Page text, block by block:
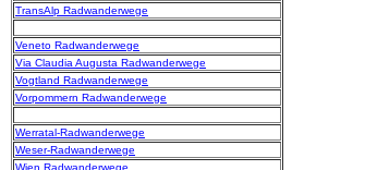
TransAlp Radwanderwege
Veneto Radwanderwege
Via Claudia Augusta Radwanderwege
Vogtland Radwanderwege
Vorpommern Radwanderwege
Werratal-Radwanderwege
Weser-Radwanderwege
Wien Radwanderwege